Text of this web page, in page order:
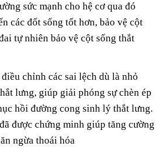
sức mạnh cho hệ cơ qua đó
các đốt sống tốt hơn, bảo vệ cột
tự nhiên bảo vệ cột sống thắt
chỉnh các sai lệch dù là nhỏ
lưng, giúp giải phóng sự chèn ép
hồi đường cong sinh lý thắt lưng.
được chứng minh giúp tăng cường
ngừa thoái hóa